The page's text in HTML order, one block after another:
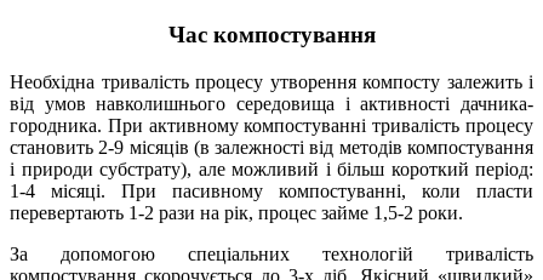
Час компостування
Необхідна тривалість процесу утворення компосту залежить і
від умов навколишнього середовища і активності дачника-
городника. При активному компостуванні тривалість процесу
становить 2-9 місяців (в залежності від методів компостування
і природи субстрату), але можливий і більш короткий період:
1-4 місяці. При пасивному компостуванні, коли пласти
перевертають 1-2 рази на рік, процес займе 1,5-2 роки.
За допомогою спеціальних технологій тривалість
компостування скорочується до 3-х діб. Якісний «швидкий»